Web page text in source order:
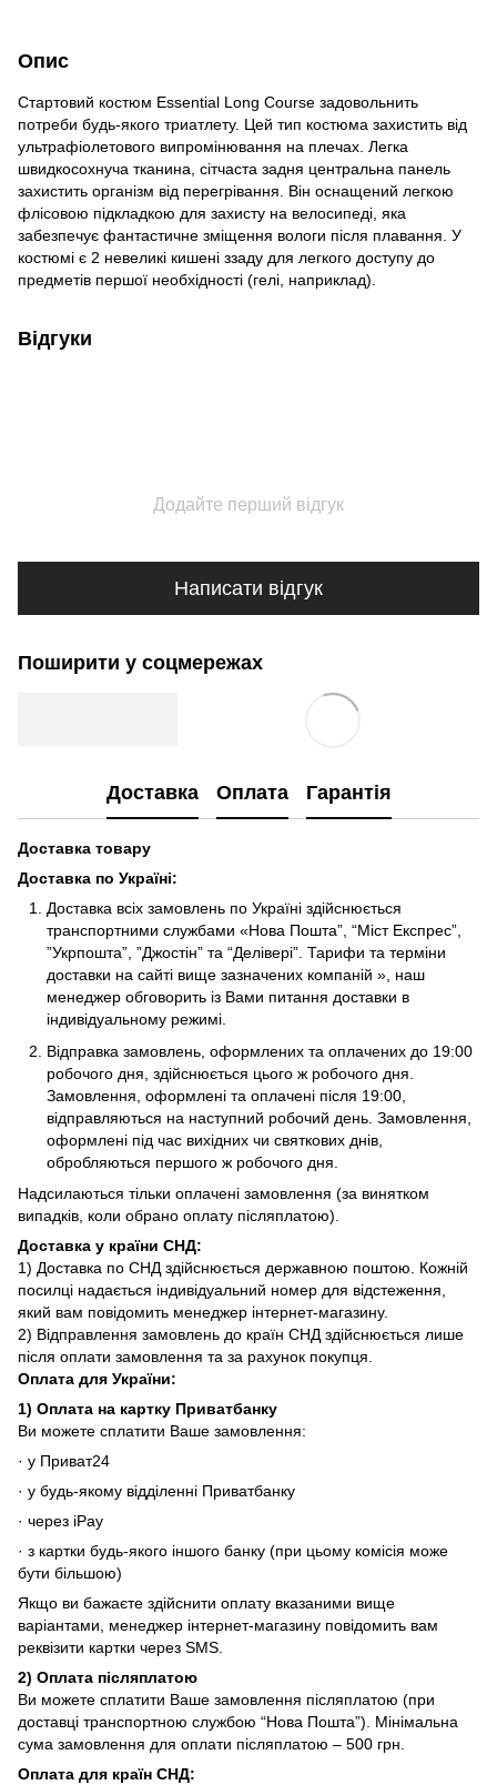
Опис
Стартовий костюм Essential Long Course задовольнить
потреби будь-якого триатлету. Цей тип костюма захистить від
ультрафіолетового випромінювання на плечах. Легка
швидкосохнуча тканина, сітчаста задня центральна панель
захистить організм від перегрівання. Він оснащений легкою
флісовою підкладкою для захисту на велосипеді, яка
забезпечує фантастичне зміщення вологи після плавання. У
костюмі є 2 невеликі кишені ззаду для легкого доступу до
предметів першої необхідності (гелі, наприклад).
Відгуки
Додайте перший відгук
Написати відгук
Поширити у соцмережах
Доставка Оплата Гарантія
Доставка товару
Доставка по Україні:
Доставка всіх замовлень по Україні здійснюється
транспортними службами «Нова Пошта”, “Міст Експрес”,
”Укрпошта”, ”Джостін” та “Делівері”. Тарифи та терміни
доставки на сайті вище зазначених компаній », наш
менеджер обговорить із Вами питання доставки в
індивідуальному режимі.
Відправка замовлень, оформлених та оплачених до 19:00
робочого дня, здійснюється цього ж робочого дня.
Замовлення, оформлені та оплачені після 19:00,
відправляються на наступний робочий день. Замовлення,
оформлені під час вихідних чи святкових днів,
обробляються першого ж робочого дня.
Надсилаються тільки оплачені замовлення (за винятком
випадків, коли обрано оплату післяплатою).
Доставка у країни СНД:
1) Доставка по СНД здійснюється державною поштою. Кожній
посилці надається індивідуальний номер для відстеження,
який вам повідомить менеджер інтернет-магазину.
2) Відправлення замовлень до країн СНД здійснюється лише
після оплати замовлення та за рахунок покупця.
Оплата для України:
1) Оплата на картку Приватбанку
Ви можете сплатити Ваше замовлення:
· у Приват24
· у будь-якому відділенні Приватбанку
· через iPay
· з картки будь-якого іншого банку (при цьому комісія може
бути більшою)
Якщо ви бажаєте здійснити оплату вказаними вище
варіантами, менеджер інтернет-магазину повідомить вам
реквізити картки через SMS.
2) Оплата післяплатою
Ви можете сплатити Ваше замовлення післяплатою (при
доставці транспортною службою “Нова Пошта”). Мінімальна
сума замовлення для оплати післяплатою – 500 грн.
Оплата для країн СНД: